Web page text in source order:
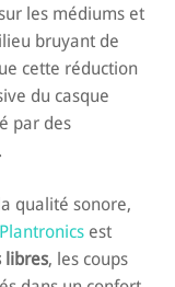
les médiums et
bruyant de
cette réduction
du casque
par des
qualité sonore,
est
libres, les coups